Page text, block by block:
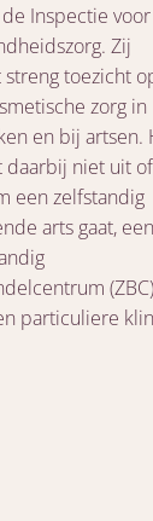
Inspectie
Zij
streng toezicht
zorg in
en bij artsen.
daarbij niet uit of
een zelfstandig
arts gaat, een
particuliere